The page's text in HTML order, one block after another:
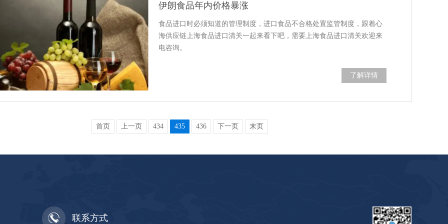
伊朗食品年内价格暴涨
食品进口时必须知道的管理制度，进口食品不合格处置监管制度，跟着心
海供应链上海食品进口清关一起来看下吧，需要上海食品进口清关欢迎来
电咨询。
了解详情
首页 上一页 434 435 436 下一页 末页
联系方式